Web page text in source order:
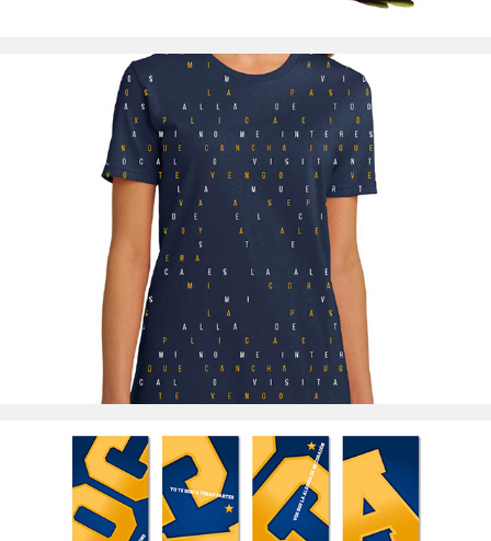
Boca Juniors